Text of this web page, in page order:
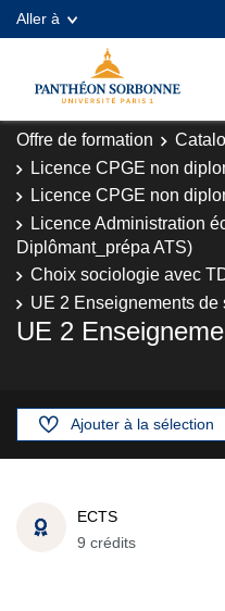
Aller à
Offre de formation
Licence CPGE non
Licence CPGE non
Licence Administration
Diplômant_prépa ATS)
Choix sociologie avec
UE 2 Enseignements de
UE 2
Ajouter à la sélection
ECTS
9 crédits